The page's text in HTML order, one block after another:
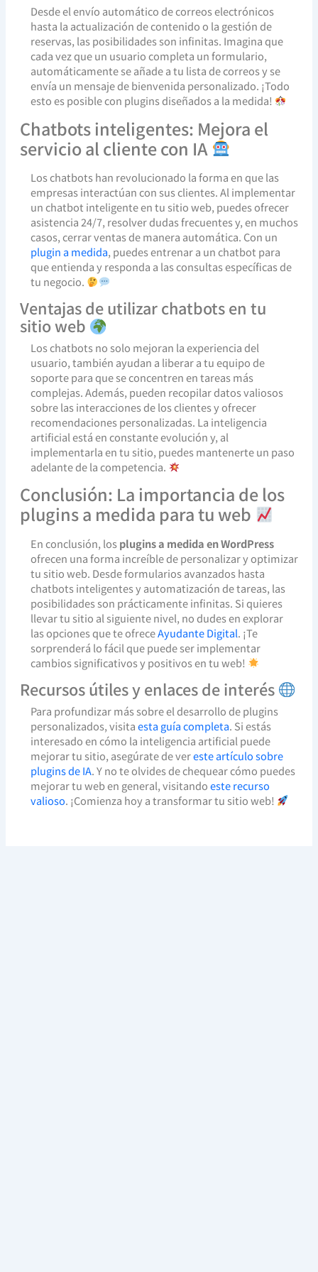
Desde el envío automático de correos electrónicos
hasta la actualización de contenido o la gestión de
reservas, las posibilidades son infinitas. Imagina que
cada vez que un usuario completa un formulario,
automáticamente se añade a tu lista de correos y se
envía un mensaje de bienvenida personalizado. ¡Todo
esto es posible con plugins diseñados a la medida!
Chatbots inteligentes: Mejora el
servicio al cliente con IA
Los chatbots han revolucionado la forma en que las
empresas interactúan con sus clientes. Al implementar
un chatbot inteligente en tu sitio web, puedes ofrecer
asistencia 24/7, resolver dudas frecuentes y, en muchos
casos, cerrar ventas de manera automática. Con un
plugin a medida, puedes entrenar a un chatbot para
que entienda y responda a las consultas específicas de
tu negocio.
Ventajas de utilizar chatbots en tu
sitio web
Los chatbots no solo mejoran la experiencia del
usuario, también ayudan a liberar a tu equipo de
soporte para que se concentren en tareas más
complejas. Además, pueden recopilar datos valiosos
sobre las interacciones de los clientes y ofrecer
recomendaciones personalizadas. La inteligencia
artificial está en constante evolución y, al
implementarla en tu sitio, puedes mantenerte un paso
adelante de la competencia.
Conclusión: La importancia de los
plugins a medida para tu web
En conclusión, losplugins a medida en WordPress
ofrecen una forma increíble de personalizar y optimizar
tu sitio web. Desde formularios avanzados hasta
chatbots inteligentes y automatización de tareas, las
posibilidades son prácticamente infinitas. Si quieres
llevar tu sitio al siguiente nivel, no dudes en explorar
las opciones que te ofreceAyudante Digital. ¡Te
sorprenderá lo fácil que puede ser implementar
cambios significativos y positivos en tu web!
Recursos útiles y enlaces de interés
Para profundizar más sobre el desarrollo de plugins
personalizados, visitaesta guía completa. Si estás
interesado en cómo la inteligencia artificial puede
mejorar tu sitio, asegúrate de vereste artículo sobre
plugins de IA. Y no te olvides de chequear cómo puedes
mejorar tu web en general, visitandoeste recurso
valioso. ¡Comienza hoy a transformar tu sitio web!